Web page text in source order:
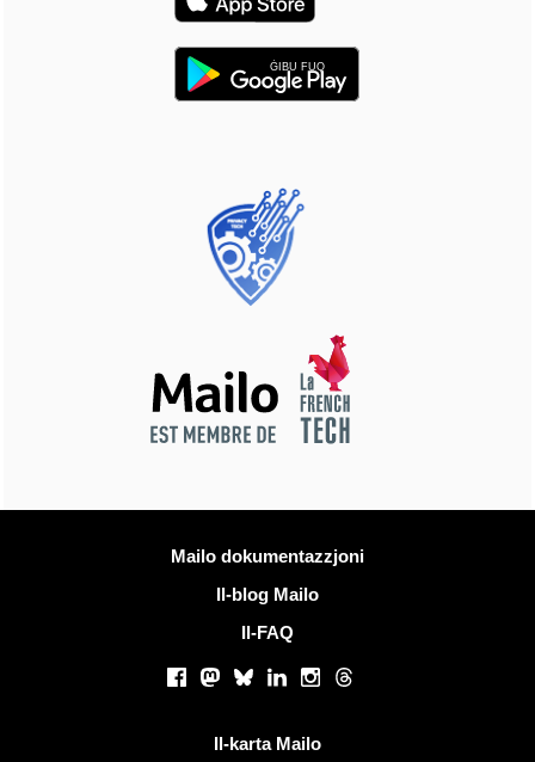
ĠIBU FUQ
Iktar informazzjoniMailo dokumentazzjoni
Il-blog Mailo
Il-FAQ
Netwerks soċjali
Facebook
Mastodon
BlueskyLinkedInInstagram
Threads
Il-karta Mailo